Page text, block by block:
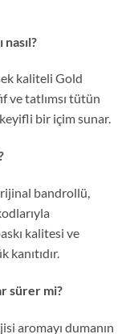
kaliteli Gold
ve tatlımsı tütün
keyifli bir içim sunar.
bandrollü,
kalitesi ve
sürer mi?
aromayı dumanın